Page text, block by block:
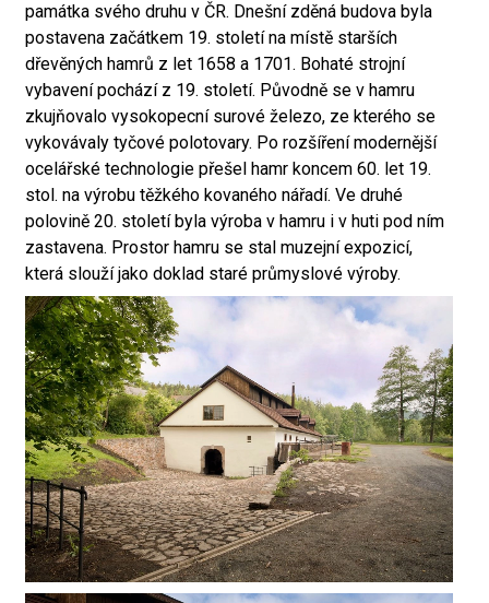
památka svého druhu v ČR. Dnešní zděná budova byla
postavena začátkem 19. století na místě starších
dřevěných hamrů z let 1658 a 1701. Bohaté strojní
vybavení pochází z 19. století. Původně se v hamru
zkujňovalo vysokopecní surové železo, ze kterého se
vykovávaly tyčové polotovary. Po rozšíření modernější
ocelářské technologie přešel hamr koncem 60. let 19.
stol. na výrobu těžkého kovaného nářadí. Ve druhé
polovině 20. století byla výroba v hamru i v huti pod ním
zastavena. Prostor hamru se stal muzejní expozicí,
která slouží jako doklad staré průmyslové výroby.